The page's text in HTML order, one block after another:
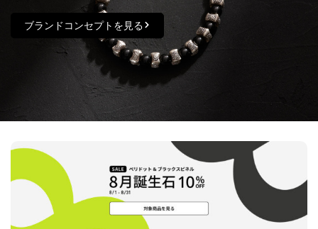
ブランドコンセプトを見る